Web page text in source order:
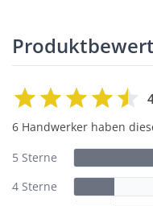
6 Handwerker haben
5 Sterne
4 Sterne